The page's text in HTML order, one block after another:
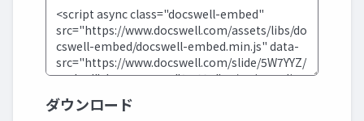
ダウンロード